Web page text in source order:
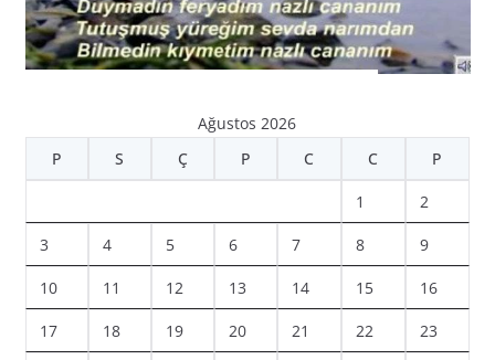
Ağustos 2026
P
S Ç P C C P
1 2
3 4 5 6 7 8 9
10 11 12 13 14 15 16
17 18 19 20 21 22 23